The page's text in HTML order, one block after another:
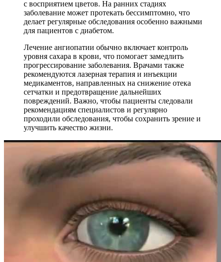
с восприятием цветов. На ранних стадиях
заболевание может протекать бессимптомно, что
делает регулярные обследования особенно важными
для пациентов с диабетом.
Лечение ангиопатии обычно включает контроль
уровня сахара в крови, что помогает замедлить
прогрессирование заболевания. Врачами также
рекомендуются лазерная терапия и инъекции
медикаментов, направленных на снижение отека
сетчатки и предотвращение дальнейших
повреждений. Важно, чтобы пациенты следовали
рекомендациям специалистов и регулярно
проходили обследования, чтобы сохранить зрение и
улучшить качество жизни.